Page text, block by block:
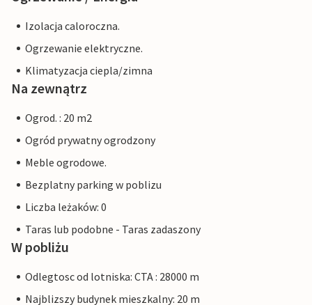
Izolacja caloroczna.
Ogrzewanie elektryczne.
Klimatyzacja ciepla/zimna
Na zewnątrz
Ogrod. : 20 m2
Ogród prywatny ogrodzony
Meble ogrodowe.
Bezplatny parking w poblizu
Liczba leżaków: 0
Taras lub podobne - Taras zadaszony
W pobliżu
Odlegtosc od lotniska: CTA : 28000 m
Najblizszy budynek mieszkalny: 20 m